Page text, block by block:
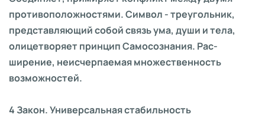
противоположностями. Символ - треугольник,
представляющий собой связь ума, души и тела,
олицетворяет принцип Самосознания. Рас-
ширение, неисчерпаемая множественность
возможностей.
4 Закон. Универсальная стабильность